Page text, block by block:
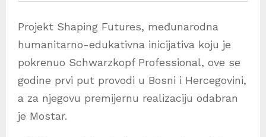
Projekt Shaping Futures, međunarodna
humanitarno-edukativna inicijativa koju je
pokrenuo Schwarzkopf Professional, ove se
godine prvi put provodi u Bosni i Hercegovini,
a za njegovu premijernu realizaciju odabran
je Mostar.